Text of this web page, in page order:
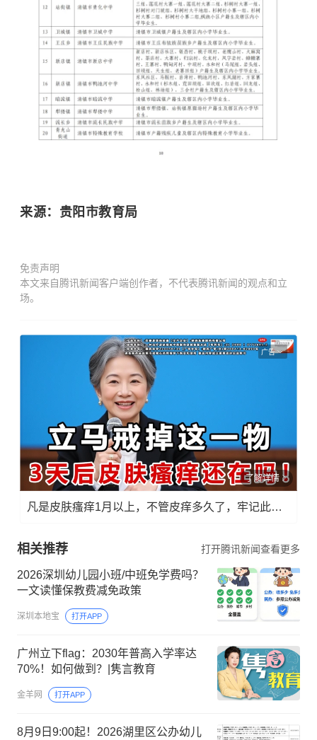
来源：贵阳市教育局
免责声明
本文来自腾讯新闻客户端创作者，不代表腾讯新闻的观点和立
场。
广告
了解详情
凡是皮肤瘙痒1月以上，不管皮痒多久了，牢记此法，快！准！狠！
相关推荐 打开腾讯新闻查看更多
2026深圳幼儿园小班/中班免学费吗？
一文读懂保教费减免政策
深圳本地宝 打开APP
广州立下flag：2030年普高入学率达
70%！如何做到？|隽言教育
金羊网 打开APP
8月9日9:00起！2026湖里区公办幼儿